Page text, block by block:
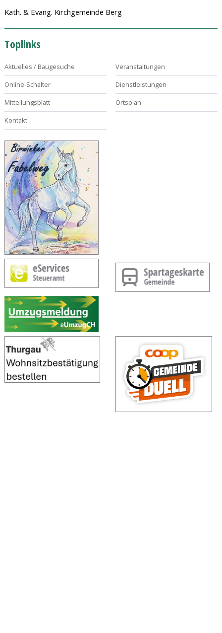
Kath. & Evang. Kirchgemeinde Berg
Toplinks
Aktuelles / Baugesuche
Veranstaltungen
Online-Schalter
Dienstleistungen
Mitteilungsblatt
Ortsplan
Kontakt